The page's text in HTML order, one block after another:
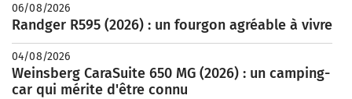
06/08/2026
Randger R595 (2026) : un fourgon agréable à vivre
04/08/2026
Weinsberg CaraSuite 650 MG (2026) : un camping-
car qui mérite d'être connu